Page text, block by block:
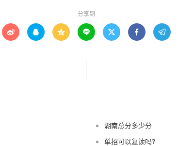
分享到
      
湖南总分多少分
单招可以复读吗?